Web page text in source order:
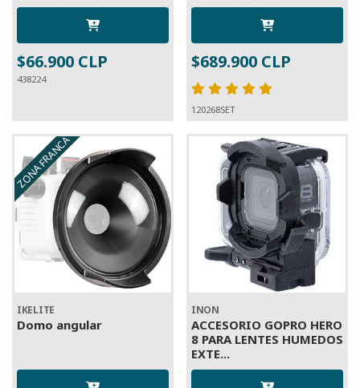
$66.900 CLP
438224
$689.900 CLP
120268SET
ZONA FRANCA
IKELITE
Domo angular
INON
ACCESORIO GOPRO HERO
8 PARA LENTES HUMEDOS
EXTE...